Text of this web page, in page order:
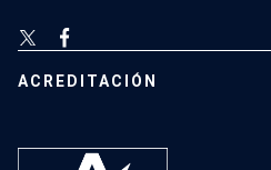
ACREDITACIÓN